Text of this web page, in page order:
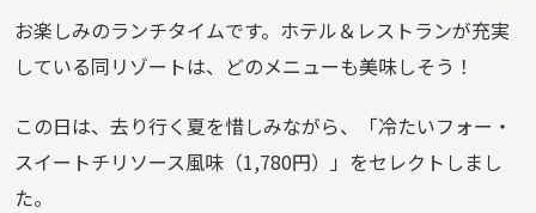
お楽しみのランチタイムです。ホテル＆レストランが充実
している同リゾートは、どのメニューも美味しそう！
この日は、去り行く夏を惜しみながら、「冷たいフォー・
スイートチリソース風味（1,780円）」をセレクトしまし
た。